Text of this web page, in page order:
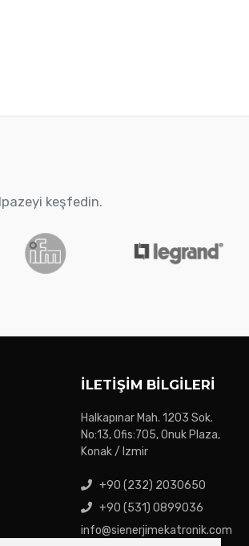
keşfedin.
İLETIŞIM BILGILERI
Halkapınar Mah. 1203 Sok.
No:13, Ofis:705, Onuk Plaza,
Konak / Izmir
+90 (232) 2030650
+90 (531) 0899036
info@sienerjimekatronik.com